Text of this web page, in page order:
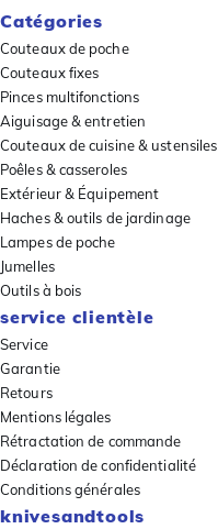
Catégories
Couteaux de poche
Couteaux fixes
Pinces multifonctions
Aiguisage & entretien
Couteaux de cuisine & ustensiles
Poêles & casseroles
Extérieur & Équipement
Haches & outils de jardinage
Lampes de poche
Jumelles
Outils à bois
service clientèle
Service
Garantie
Retours
Mentions légales
Rétractation de commande
Déclaration de confidentialité
Conditions générales
knivesandtools